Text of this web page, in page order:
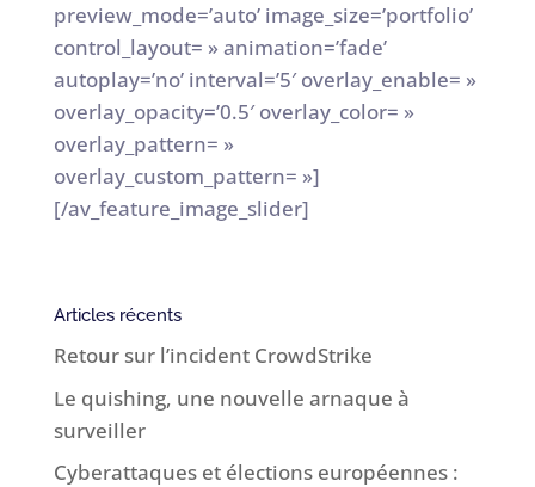
preview_mode=’auto’ image_size=’portfolio’
control_layout= » animation=’fade’
autoplay=’no’ interval=’5′ overlay_enable= »
overlay_opacity=’0.5′ overlay_color= »
overlay_pattern= »
overlay_custom_pattern= »]
[/av_feature_image_slider]
Articles récents
Retour sur l’incident CrowdStrike
Le quishing, une nouvelle arnaque à
surveiller
Cyberattaques et élections européennes :